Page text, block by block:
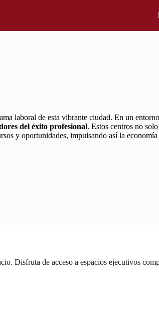
laboral de esta vibrante ciudad. En un
del éxito profesional. Estos centros no
y oportunidades, impulsando así la
Disfruta de acceso a espacios ejecutivos